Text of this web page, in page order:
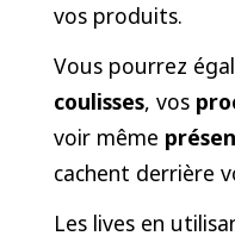
vos produits.
Vous pourrez
coulisses, vos
voir même
cachent derrière
Les lives en